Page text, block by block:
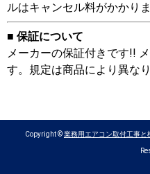
ルはキャンセル料がかかりま
■ 保証について
メーカーの保証付きです!!
す。規定は商品により異なり
Copyright ©業務用エアコン取付工事と